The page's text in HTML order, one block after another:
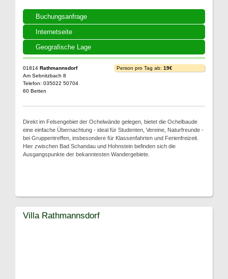
Buchungsanfrage
Internetseite
Geografische Lage
01814 Rathmannsdorf
Am Sebnitzbach 8
Telefon: 035022 50704
60 Betten
Person pro Tag ab: 19€
Direkt im Felsengebiet der Ochelwände gelegen, bietet die Ochelbaude
eine einfache Übernachtung - ideal für Studenten, Vereine, Naturfreunde -
bei Gruppentreffen, insbesondere für Klassenfahrten und Ferienfreizeit.
Hier zwischen Bad Schandau und Hohnstein befinden sich die
Ausgangspunkte der bekanntesten Wandergebiete.
Villa Rathmannsdorf